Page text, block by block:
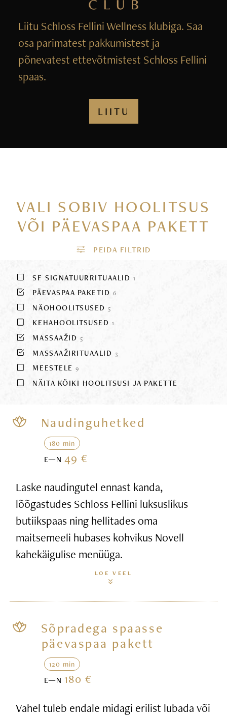
Liitu Schloss Fellini Wellness klubiga. Saa
osa parimatest pakkumistest ja
põnevatest ettevõtmistest Schloss Fellini
spaas.
LIITU
VALI SOBIV HOOLITSUS
VÕI PÄEVASPAA PAKETT
SF SIGNATUURRITUAALID 1
PÄEVASPAA PAKETID 6
NÄOHOOLITSUSED5
KEHAHOOLITSUSED 1
MASSAAŽID 5
MASSAAŽIRITUAALID 3
MEESTELE9
NÄITA KÕIKI HOOLITSUSI JA PAKETTE
Naudinguhetked
180 min
E—N49 €
Laske naudingutel ennast kanda,
lõõgastudes Schloss Fellini luksuslikus
butiikspaas ning hellitades oma
maitsemeeli hubases kohvikus Novell
kahekäigulise menüüga.
LOE VEEL
Sõpradega spaasse
päevaspaa pakett
120 min
E—N180 €
Vahel tuleb endale midagi erilist lubada või